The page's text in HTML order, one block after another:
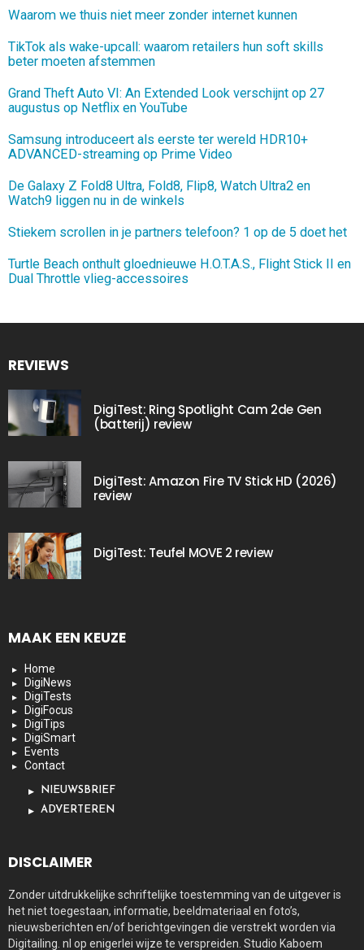
Waarom we thuis niet meer zonder internet kunnen
TikTok als wake-upcall: waarom retailers hun soft skills
beter moeten afstemmen
Grand Theft Auto VI: An Extended Look verschijnt op 27
augustus op Netflix en YouTube
Samsung introduceert als eerste ter wereld HDR10+
ADVANCED-streaming op Prime Video
De Galaxy Z Fold8 Ultra, Fold8, Flip8, Watch Ultra2 en
Watch9 liggen nu in de winkels
Stiekem scrollen in je partners telefoon? 1 op de 5 doet het
Turtle Beach onthult gloednieuwe H.O.T.A.S., Flight Stick II en
Dual Throttle vlieg-accessoires
REVIEWS
DigiTest: Ring Spotlight Cam 2de Gen
(batterij) review
DigiTest: Amazon Fire TV Stick HD (2026)
review
DigiTest: Teufel MOVE 2 review
MAAK EEN KEUZE
Home
DigiNews
DigiTests
DigiFocus
DigiTips
DigiSmart
Events
Contact
NIEUWSBRIEF
ADVERTEREN
DISCLAIMER
Zonder uitdrukkelijke schriftelijke toestemming van de uitgever is
het niet toegestaan, informatie, beeldmateriaal en foto’s,
nieuwsberichten en/of berichtgevingen die verstrekt worden via
Digitailing. nl op enigerlei wijze te verspreiden. Studio Kaboem